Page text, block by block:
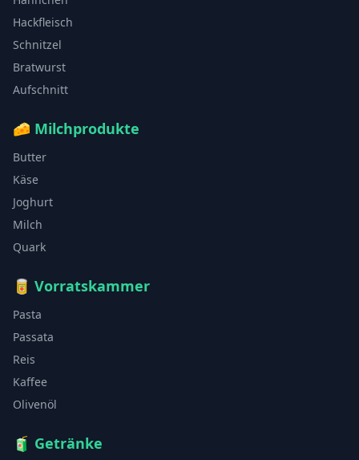
Hackfleisch
Schnitzel
Bratwurst
Aufschnitt
🧀 Milchprodukte
Butter
Käse
Joghurt
Milch
Quark
🥫 Vorratskammer
Pasta
Passata
Reis
Kaffee
Olivenöl
🧃 Getränke